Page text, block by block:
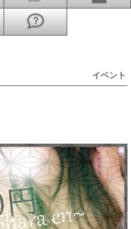
イベント